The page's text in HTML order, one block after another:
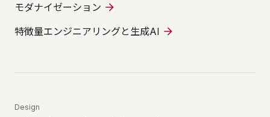
モダナイゼーション
特徴量エンジニアリングと生成AI
Design